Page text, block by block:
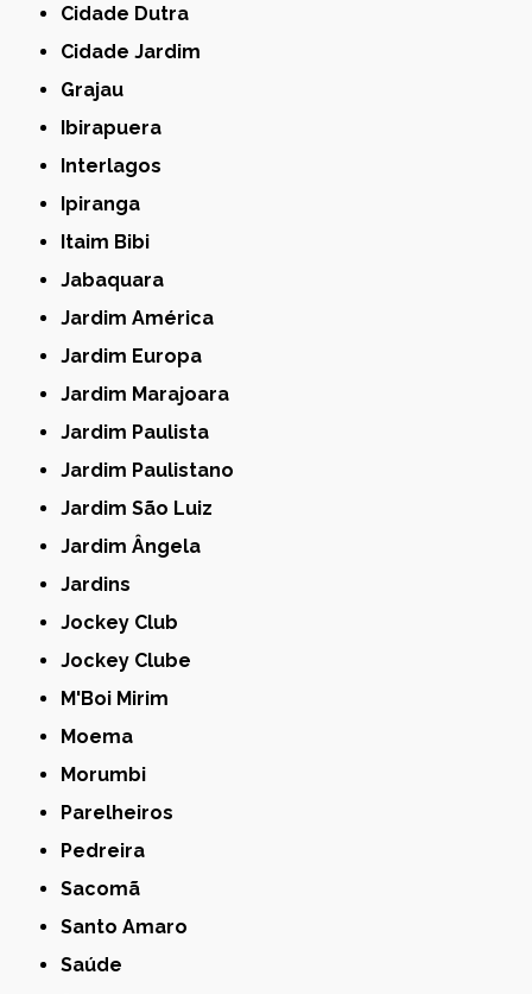
Cidade Dutra
Cidade Jardim
Grajau
Ibirapuera
Interlagos
Ipiranga
Itaim Bibi
Jabaquara
Jardim América
Jardim Europa
Jardim Marajoara
Jardim Paulista
Jardim Paulistano
Jardim São Luiz
Jardim Ângela
Jardins
Jockey Club
Jockey Clube
M'Boi Mirim
Moema
Morumbi
Parelheiros
Pedreira
Sacomã
Santo Amaro
Saúde